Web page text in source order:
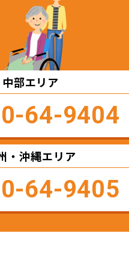
中部エリア
64-9404
・沖縄エリア
64-9405